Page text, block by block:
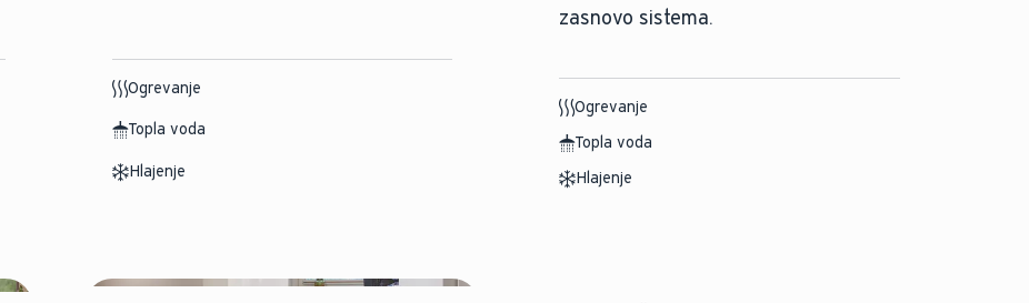
Ogrevanje
Topla voda
Hlajenje
zasnovo sistema.
Ogrevanje
Topla voda
Hlajenje